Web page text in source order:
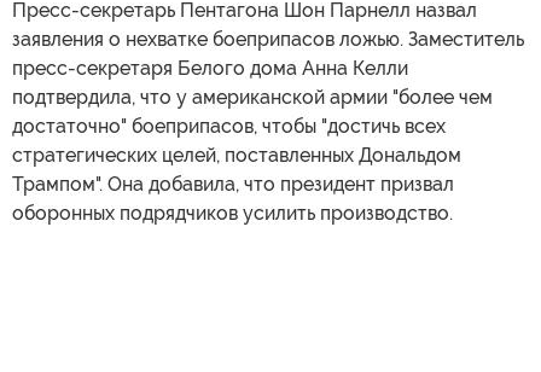
Пресс-секретарь Пентагона Шон Парнелл назвал
заявления о нехватке боеприпасов ложью. Заместитель
пресс-секретаря Белого дома Анна Келли
подтвердила, что у американской армии "более чем
достаточно" боеприпасов, чтобы "достичь всех
стратегических целей, поставленных Дональдом
Трампом". Она добавила, что президент призвал
оборонных подрядчиков усилить производство.